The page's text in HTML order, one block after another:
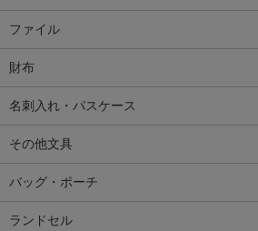
ファイル
財布
名刺入れ・パスケース
その他文具
バッグ・ポーチ
ランドセル